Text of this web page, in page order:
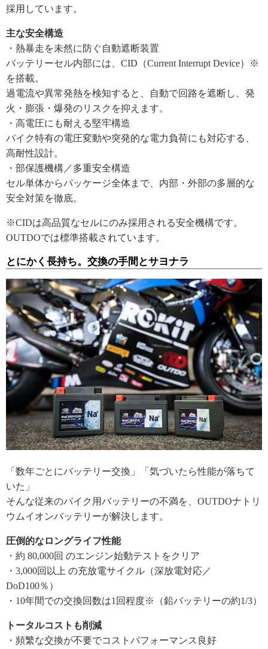
採用しています。
主な安全構造
・熱暴走を未然に防ぐ自動遮断装置
バッテリーセル内部には、CID（Current Interrupt Device）※
を搭載。
過電流や異常発熱を検知すると、自動で回路を遮断し、発
火・膨張・爆発のリスクを抑えます。
・高電圧にも耐える堅牢構造
バイク特有の電圧変動や突発的な電力負荷にも対応する、
高耐性設計。
・部保護機構／多重安全構造
セル単体からパッケージ全体まで、内部・外部の多層的な
安全対策を徹底。
※CIDは高品質なセルにのみ採用される安全機構です。
OUTDOでは標準搭載されています。
とにかく長持ち。交換の手間とサヨナラ
「数年ごとにバッテリー交換」「気づいたら性能が落ちて
いた」
そんな従来のバイク用バッテリーの不満を、OUTDOナトリ
ウムイオンバッテリーが解決します。
圧倒的なロングライフ性能
・約 80,000回 のエンジン始動テストをクリア
・3,000回以上 の充放電サイクル（深放電対応／
DoD100％）
・10年間での交換回数は1回程度※（鉛バッテリーの約1/3）
トータルコストも削減
・頻繁な交換が不要でコストパフォーマンス良好